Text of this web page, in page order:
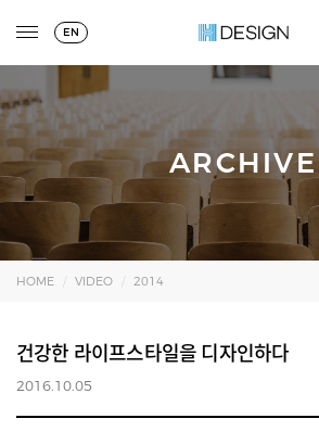
EN
ARCHIVE
HOME VIDEO 2014
건강한 라이프스타일을 디자인하다
2016.10.05